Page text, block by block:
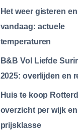
Het weer gisteren en
vandaag: actuele
temperaturen
B&B Vol Liefde
2025: overlijden en
Huis te koop
overzicht per wijk en
prijsklasse